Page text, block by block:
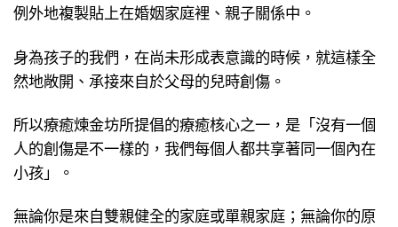
例外地複製貼上在婚姻家庭裡、親子關係中。
身為孩子的我們，在尚未形成表意識的時候，就這樣全
然地敞開、承接來自於父母的兒時創傷。
所以療癒煉金坊所提倡的療癒核心之一，是「沒有一個
人的創傷是不一樣的，我們每個人都共享著同一個內在
小孩」。
無論你是來自雙親健全的家庭或單親家庭；無論你的原